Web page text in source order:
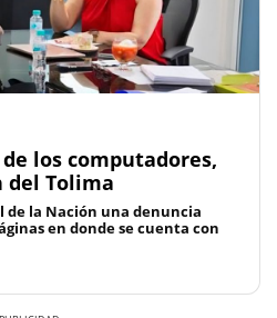
los computadores,
del Tolima
de la Nación una denuncia
en donde se cuenta con